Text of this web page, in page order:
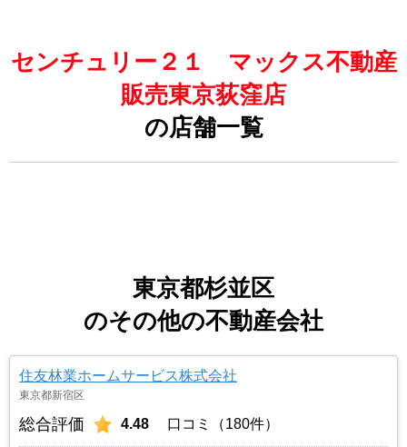
センチュリー２１ マックス不動産
販売東京荻窪店
の店舗一覧
東京都杉並区
のその他の不動産会社
住友林業ホームサービス株式会社
東京都新宿区
総合評価 4.48 口コミ（180件）